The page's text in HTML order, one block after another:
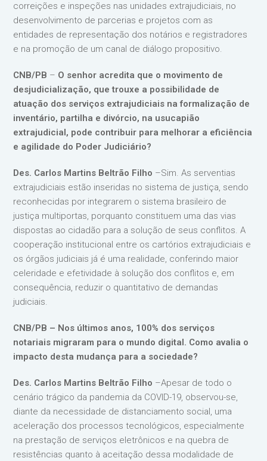
correições e inspeções nas unidades extrajudiciais, no
desenvolvimento de parcerias e projetos com as
entidades de representação dos notários e registradores
e na promoção de um canal de diálogo propositivo.
CNB/PB – O senhor acredita que o movimento de
desjudicialização, que trouxe a possibilidade de
atuação dos serviços extrajudiciais na formalização de
inventário, partilha e divórcio, na usucapião
extrajudicial, pode contribuir para melhorar a eficiência
e agilidade do Poder Judiciário?
Des. Carlos Martins Beltrão Filho –Sim. As serventias
extrajudiciais estão inseridas no sistema de justiça, sendo
reconhecidas por integrarem o sistema brasileiro de
justiça multiportas, porquanto constituem uma das vias
dispostas ao cidadão para a solução de seus conflitos. A
cooperação institucional entre os cartórios extrajudiciais e
os órgãos judiciais já é uma realidade, conferindo maior
celeridade e efetividade à solução dos conflitos e, em
consequência, reduzir o quantitativo de demandas
judiciais.
CNB/PB – Nos últimos anos, 100% dos serviços
notariais migraram para o mundo digital. Como avalia o
impacto desta mudança para a sociedade?
Des. Carlos Martins Beltrão Filho –Apesar de todo o
cenário trágico da pandemia da COVID-19, observou-se,
diante da necessidade de distanciamento social, uma
aceleração dos processos tecnológicos, especialmente
na prestação de serviços eletrônicos e na quebra de
resistências quanto à aceitação dessa modalidade de